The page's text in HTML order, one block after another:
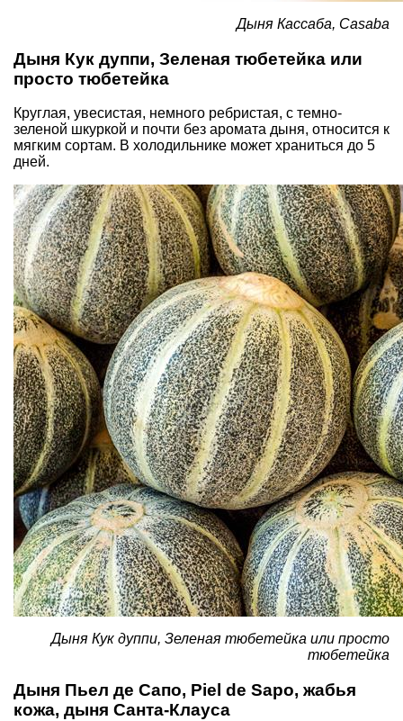
Дыня Кассаба, Casaba
Дыня Кук дуппи, Зеленая тюбетейка или
просто тюбетейка
Круглая, увесистая, немного ребристая, с темно-
зеленой шкуркой и почти без аромата дыня, относится к
мягким сортам. В холодильнике может храниться до 5
дней.
Дыня Кук дуппи, Зеленая тюбетейка или просто
тюбетейка
Дыня Пьел де Сапо, Piel de Sapo, жабья
кожа, дыня Санта-Клауса